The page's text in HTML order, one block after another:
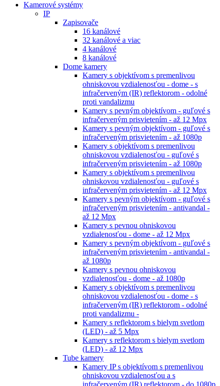
Kamerové systémy
IP
Zapisovače
16 kanálové
32 kanálové a viac
4 kanálové
8 kanálové
Dome kamery
Kamery s objektívom s premenlivou
ohniskovou vzdialenosťou - dome - s
infračerveným (IR) reflektorom - odolné
proti vandalizmu
Kamery s pevným objektívom - guľové s
infračerveným prisvietením - až 12 Mpx
Kamery s pevným objektívom - guľové s
infračerveným prisvietením - až 1080p
Kamery s objektívom s premenlivou
ohniskovou vzdialenosťou - guľové s
infračerveným prisvietením - až 1080p
Kamery s objektívom s premenlivou
ohniskovou vzdialenosťou - guľové s
infračerveným prisvietením - až 12 Mpx
Kamery s pevným objektívom - guľové s
infračerveným prisvietením - antivandal -
až 12 Mpx
Kamery s pevnou ohniskovou
vzdialenosťou - dome - až 12 Mpx
Kamery s pevným objektívom - guľové s
infračerveným prisvietením - antivandal -
až 1080p
Kamery s pevnou ohniskovou
vzdialenosťou - dome - až 1080p
Kamery s objektívom s premenlivou
ohniskovou vzdialenosťou - dome - s
infračerveným (IR) reflektorom - odolné
proti vandalizmu -
Kamery s reflektorom s bielym svetlom
(LED) - až 5 Mpx
Kamery s reflektorom s bielym svetlom
(LED) - až 12 Mpx
Tube kamery
Kamery IP s objektívom s premenlivou
ohniskovou vzdialenosťou a s